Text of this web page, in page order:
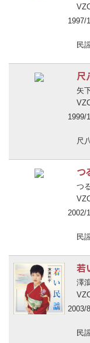
1997/
民
尺
矢
1999/
尺
つ
つ
2002/
民
若
澤
2003/
民